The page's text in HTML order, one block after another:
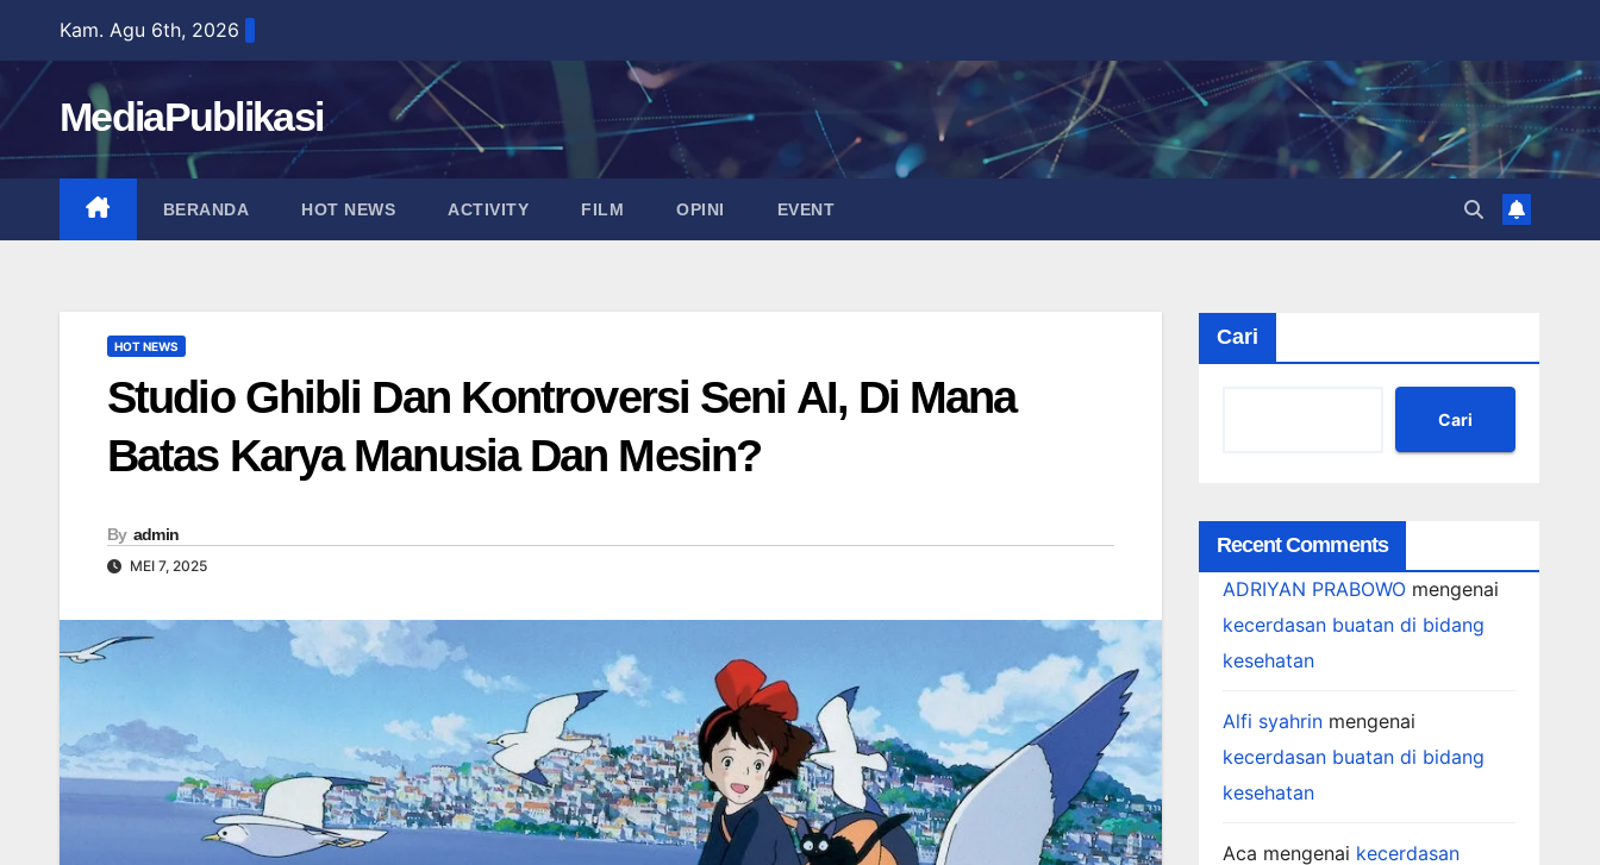
content
Kam. Agu 6th, 2026
MediaPublikasi
BERANDA HOT NEWS ACTIVITY FILM OPINI EVENT
HOT NEWS
Studio Ghibli Dan Kontroversi Seni AI, Di Mana
Batas Karya Manusia Dan Mesin?
By admin
MEI 7, 2025
Cari
Cari
Recent Comments
ADRIYAN PRABOWOmengenai
kecerdasan buatan di bidang
kesehatan
Alfi syahrinmengenai
kecerdasan buatan di bidang
kesehatan
Aca mengenai kecerdasan